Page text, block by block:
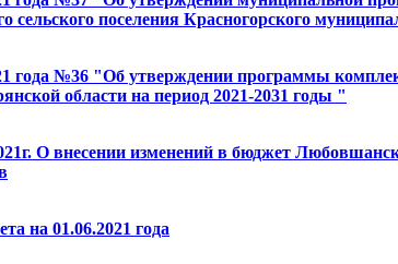
сельского поселения Красногорского
года №36 "Об утверждении программы
области на период 2021-2031 годы "
О внесении изменений в бюджет
на 01.06.2021 года